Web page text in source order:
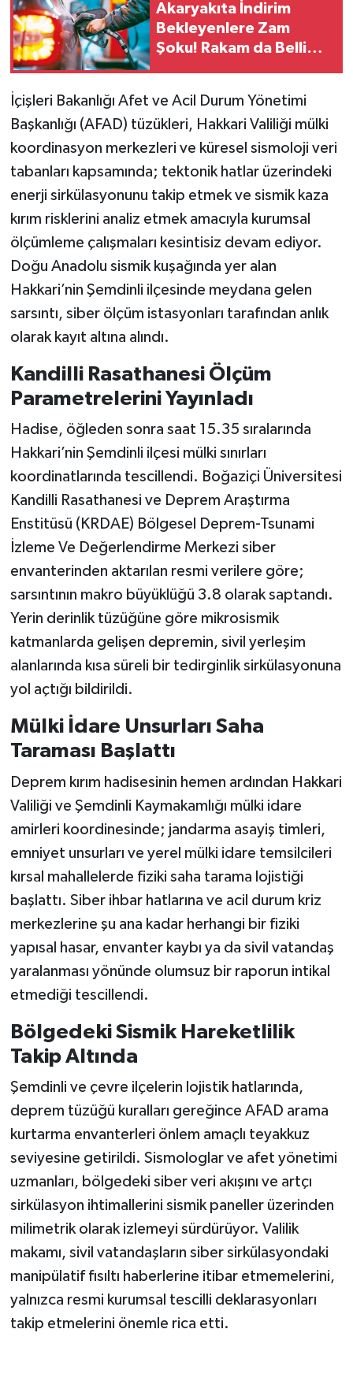
Akaryakıta İndirim
Bekleyenlere Zam
Şoku! Rakam da Belli
İçişleri Bakanlığı Afet ve Acil Durum Yönetimi
Başkanlığı (AFAD) tüzükleri, Hakkari Valiliği mülki
koordinasyon merkezleri ve küresel sismoloji veri
tabanları kapsamında; tektonik hatlar üzerindeki
enerji sirkülasyonunu takip etmek ve sismik kaza
kırım risklerini analiz etmek amacıyla kurumsal
ölçümleme çalışmaları kesintisiz devam ediyor.
Doğu Anadolu sismik kuşağında yer alan
Hakkari’nin Şemdinli ilçesinde meydana gelen
sarsıntı, siber ölçüm istasyonları tarafından anlık
olarak kayıt altına alındı.
Kandilli Rasathanesi Ölçüm
Parametrelerini Yayınladı
Hadise, öğleden sonra saat 15.35 sıralarında
Hakkari’nin Şemdinli ilçesi mülki sınırları
koordinatlarında tescillendi. Boğaziçi Üniversitesi
Kandilli Rasathanesi ve Deprem Araştırma
Enstitüsü (KRDAE) Bölgesel Deprem-Tsunami
İzleme Ve Değerlendirme Merkezi siber
envanterinden aktarılan resmi verilere göre;
sarsıntının makro büyüklüğü 3.8 olarak saptandı.
Yerin derinlik tüzüğüne göre mikrosismik
katmanlarda gelişen depremin, sivil yerleşim
alanlarında kısa süreli bir tedirginlik sirkülasyonuna
yol açtığı bildirildi.
Mülki İdare Unsurları Saha
Taraması Başlattı
Deprem kırım hadisesinin hemen ardından Hakkari
Valiliği ve Şemdinli Kaymakamlığı mülki idare
amirleri koordinesinde; jandarma asayiş timleri,
emniyet unsurları ve yerel mülki idare temsilcileri
kırsal mahallelerde fiziki saha tarama lojistiği
başlattı. Siber ihbar hatlarına ve acil durum kriz
merkezlerine şu ana kadar herhangi bir fiziki
yapısal hasar, envanter kaybı ya da sivil vatandaş
yaralanması yönünde olumsuz bir raporun intikal
etmediği tescillendi.
Bölgedeki Sismik Hareketlilik
Takip Altında
Şemdinli ve çevre ilçelerin lojistik hatlarında,
deprem tüzüğü kuralları gereğince AFAD arama
kurtarma envanterleri önlem amaçlı teyakkuz
seviyesine getirildi. Sismologlar ve afet yönetimi
uzmanları, bölgedeki siber veri akışını ve artçı
sirkülasyon ihtimallerini sismik paneller üzerinden
milimetrik olarak izlemeyi sürdürüyor. Valilik
makamı, sivil vatandaşların siber sirkülasyondaki
manipülatif fısıltı haberlerine itibar etmemelerini,
yalnızca resmi kurumsal tescilli deklarasyonları
takip etmelerini önemle rica etti.